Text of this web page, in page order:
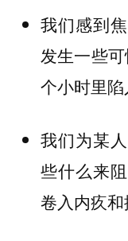
我们感到
发生一些
个小时里陷
我们为某
些什么来
卷入内疚和